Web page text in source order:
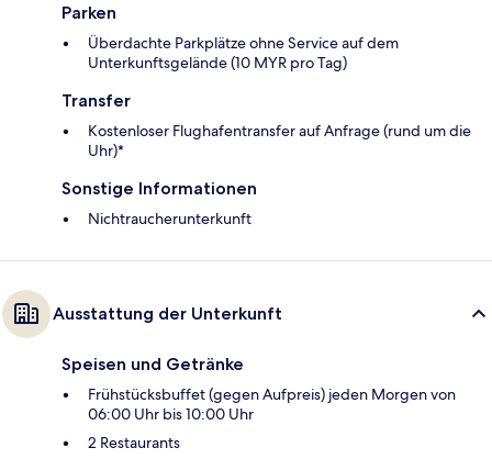
Parken
Überdachte Parkplätze ohne Service auf dem
Unterkunftsgelände (10 MYR pro Tag)
Transfer
Kostenloser Flughafentransfer auf Anfrage (rund um die
Uhr)*
Sonstige Informationen
Nichtraucherunterkunft
Ausstattung der Unterkunft
Speisen und Getränke
Frühstücksbuffet (gegen Aufpreis) jeden Morgen von
06:00 Uhr bis 10:00 Uhr
2 Restaurants